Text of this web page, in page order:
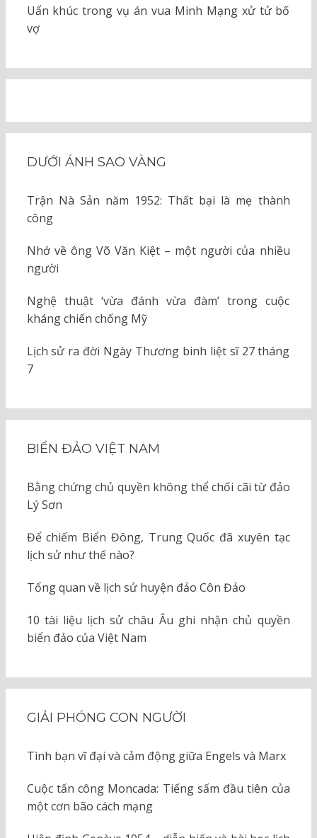
Uẩn khúc trong vụ án vua Minh Mạng xử tử bố
vợ
DƯỚI ÁNH SAO VÀNG
Trận Nà Sản năm 1952: Thất bại là mẹ thành
công
Nhớ về ông Võ Văn Kiệt – một người của nhiều
người
Nghệ thuật ‘vừa đánh vừa đàm’ trong cuộc
kháng chiến chống Mỹ
Lịch sử ra đời Ngày Thương binh liệt sĩ 27 tháng
7
BIỂN ĐẢO VIỆT NAM
Bằng chứng chủ quyền không thể chối cãi từ đảo
Lý Sơn
Để chiếm Biển Đông, Trung Quốc đã xuyên tạc
lịch sử như thế nào?
Tổng quan về lịch sử huyện đảo Côn Đảo
10 tài liệu lịch sử châu Âu ghi nhận chủ quyền
biển đảo của Việt Nam
GIẢI PHÓNG CON NGƯỜI
Tình bạn vĩ đại và cảm động giữa Engels và Marx
Cuộc tấn công Moncada: Tiếng sấm đầu tiên của
một cơn bão cách mạng